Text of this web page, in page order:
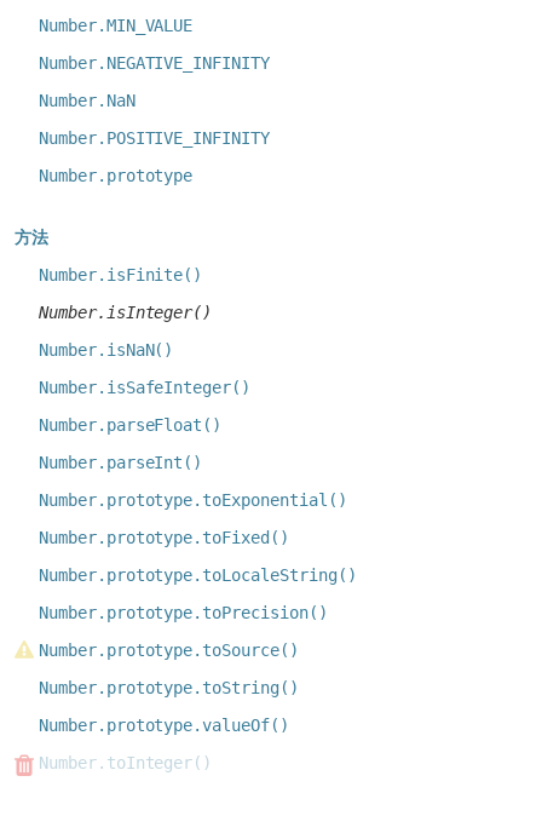
Number.MIN_VALUE
Number.NEGATIVE_INFINITY
Number.NaN
Number.POSITIVE_INFINITY
Number.prototype
方法
Number.isFinite()
Number.isInteger()
Number.isNaN()
Number.isSafeInteger()
Number.parseFloat()
Number.parseInt()
Number.prototype.toExponential()
Number.prototype.toFixed()
Number.prototype.toLocaleString()
Number.prototype.toPrecision()
Number.prototype.toSource()
Number.prototype.toString()
Number.prototype.valueOf()
Number.toInteger()